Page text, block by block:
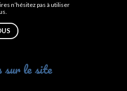
n’hésitez pas à utiliser
sur le site